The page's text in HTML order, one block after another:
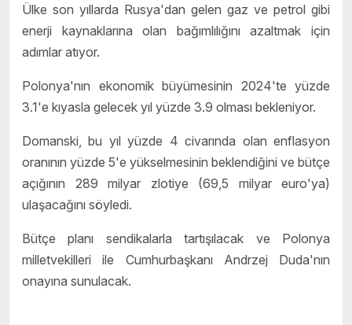
Ülke son yıllarda Rusya'dan gelen gaz ve petrol gibi
enerji kaynaklarına olan bağımlılığını azaltmak için
adımlar atıyor.
Polonya'nın ekonomik büyümesinin 2024'te yüzde
3.1'e kıyasla gelecek yıl yüzde 3.9 olması bekleniyor.
Domanski, bu yıl yüzde 4 civarında olan enflasyon
oranının yüzde 5'e yükselmesinin beklendiğini ve bütçe
açığının 289 milyar zlotiye (69,5 milyar euro'ya)
ulaşacağını söyledi.
Bütçe planı sendikalarla tartışılacak ve Polonya
milletvekilleri ile Cumhurbaşkanı Andrzej Duda'nın
onayına sunulacak.